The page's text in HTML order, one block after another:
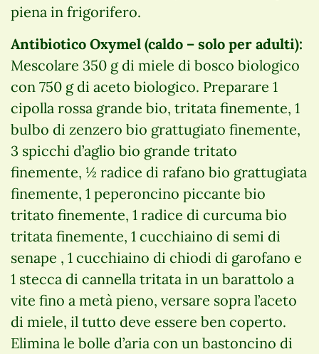
piena in frigorifero.
Antibiotico Oxymel (caldo – solo per adulti):
Mescolare 350 g di miele di bosco biologico
con 750 g di aceto biologico. Preparare 1
cipolla rossa grande bio, tritata finemente, 1
bulbo di zenzero bio grattugiato finemente,
3 spicchi d’aglio bio grande tritato
finemente, ½ radice di rafano bio grattugiata
finemente, 1 peperoncino piccante bio
tritato finemente, 1 radice di curcuma bio
tritata finemente, 1 cucchiaino di semi di
senape , 1 cucchiaino di chiodi di garofano e
1 stecca di cannella tritata in un barattolo a
vite fino a metà pieno, versare sopra l’aceto
di miele, il tutto deve essere ben coperto.
Elimina le bolle d’aria con un bastoncino di